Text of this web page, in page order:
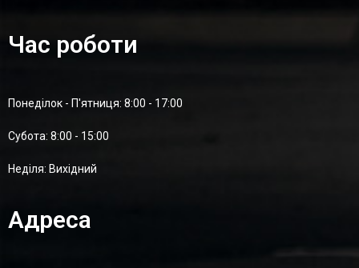
Час роботи
Понеділок - П'ятниця: 8:00 - 17:00
Суботa: 8:00 - 15:00
Неділя: Вихідний
Адреса